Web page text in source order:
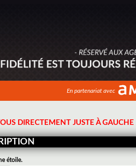
En partenariat avec
DIRECTEMENT JUSTE À GAUCHE
étoile.